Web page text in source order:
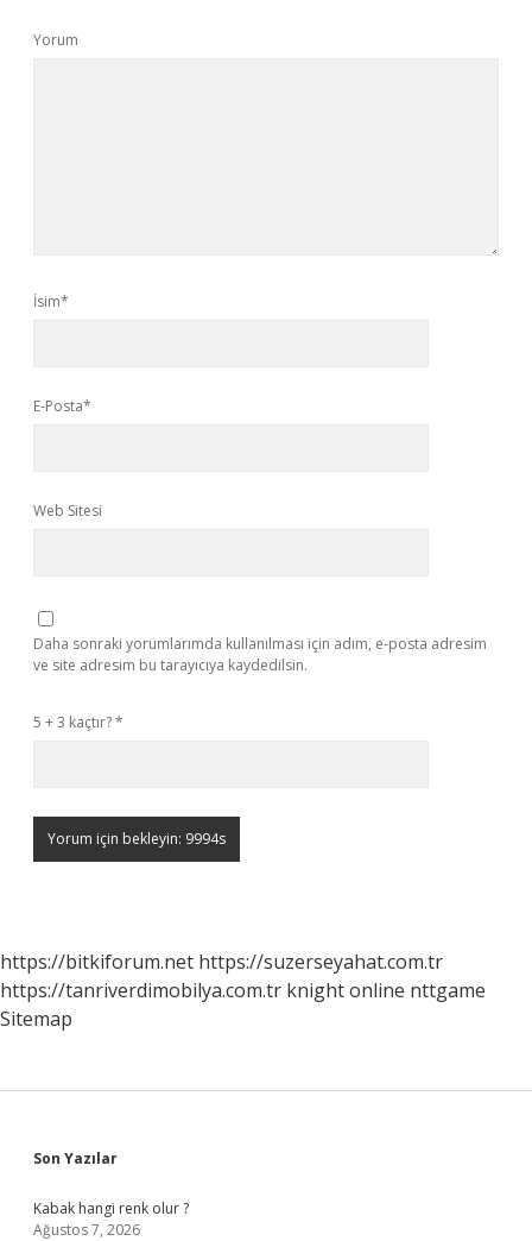
Yorum
İsim*
E-Posta*
Web Sitesi
Daha sonraki yorumlarımda kullanılması için adım, e-posta adresim
ve site adresim bu tarayıcıya kaydedilsin.
5 + 3 kaçtır?*
https://bitkiforum.net https://suzerseyahat.com.tr
https://tanriverdimobilya.com.tr knight online nttgame
Sitemap
Sidebar
Son Yazılar
Kabak hangi renk olur ?
Ağustos 7, 2026